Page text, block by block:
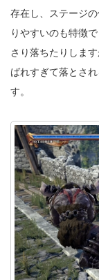
存在し、ステージ
りやすいのも特徴
さり落ちたりしま
ばれすぎて落とさ
す。